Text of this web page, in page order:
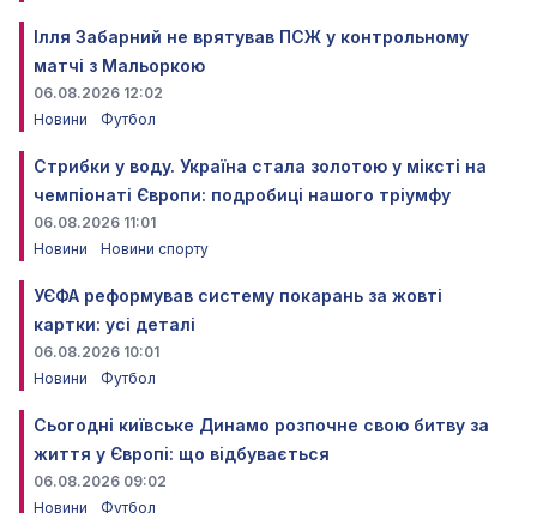
Ілля Забарний не врятував ПСЖ у контрольному
матчі з Мальоркою
06.08.2026 12:02
Новини
Футбол
Стрибки у воду. Україна стала золотою у міксті на
чемпіонаті Європи: подробиці нашого тріумфу
06.08.2026 11:01
Новини
Новини спорту
УЄФА реформував систему покарань за жовті
картки: усі деталі
06.08.2026 10:01
Новини
Футбол
Сьогодні київське Динамо розпочне свою битву за
життя у Європі: що відбувається
06.08.2026 09:02
Новини
Футбол